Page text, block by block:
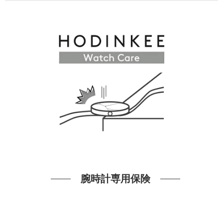
腕時計専用保険